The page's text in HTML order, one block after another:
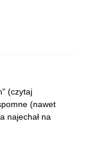
(czytaj
(nawet
najechał na